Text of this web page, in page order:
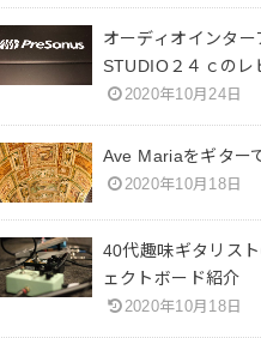
オーディオインター
STUDIO２４ｃのレ
2020年10月24日
Ave Mariaをギター
2020年10月18日
40代趣味ギタリス
ェクトボード紹介
2020年10月18日